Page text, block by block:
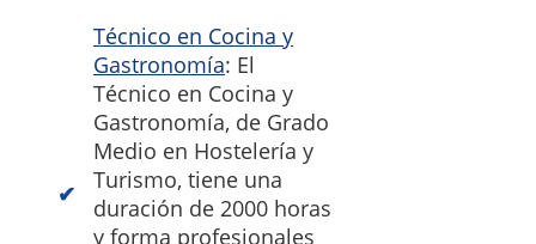
Técnico en Cocina y
Gastronomía: El
Técnico en Cocina y
Gastronomía, de Grado
Medio en Hostelería y
Turismo, tiene una
duración de 2000 horas
y forma profesionales